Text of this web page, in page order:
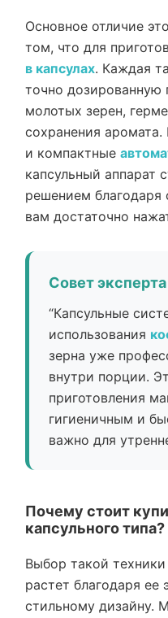
Основное отличие
том, что для
в капсулах. Каждая
точно
молотых зерен,
сохранения
и компактные
капсульный аппарат
решением
вам достаточно
Совет
“Капсульные
использования
зерна уже
внутри порции.
приготовления
гигиеничным и
важно для
Почему стоит
капсульного типа?
Выбор такой
растет благодаря ее
стильному дизайну.